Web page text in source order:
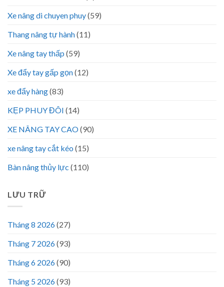
Xe nâng di chuyen phuy(59)
Thang nâng tự hành(11)
Xe nâng tay thấp (59)
Xe đẩy tay gấp gọn(12)
xe đẩy hàng(83)
KẸP PHUY ĐÔI (14)
XE NÂNG TAY CAO(90)
xe nâng tay cắt kéo (15)
Bàn nâng thủy lực (110)
LƯU TRỮ
Tháng 8 2026(27)
Tháng 7 2026(93)
Tháng 6 2026(90)
Tháng 5 2026(93)